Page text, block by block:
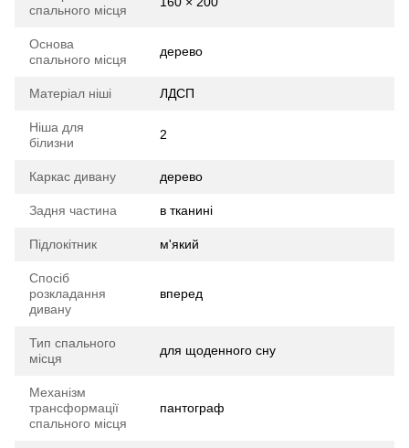
спального місця
Основа
спального місця
дерево
Матеріал ніші ЛДСП
Ніша для
білизни
2
Каркас дивану дерево
Задня частина в тканині
Підлокітник м'який
Спосіб
розкладання
дивану
вперед
Тип спального
місця
для щоденного сну
Механізм
трансформації
спального місця
пантограф